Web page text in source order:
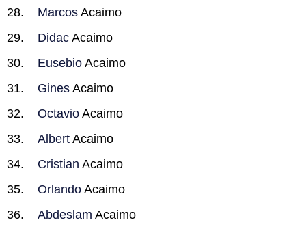
Marcos Acaimo
Didac Acaimo
Eusebio Acaimo
Gines Acaimo
Octavio Acaimo
Albert Acaimo
Cristian Acaimo
Orlando Acaimo
Abdeslam Acaimo